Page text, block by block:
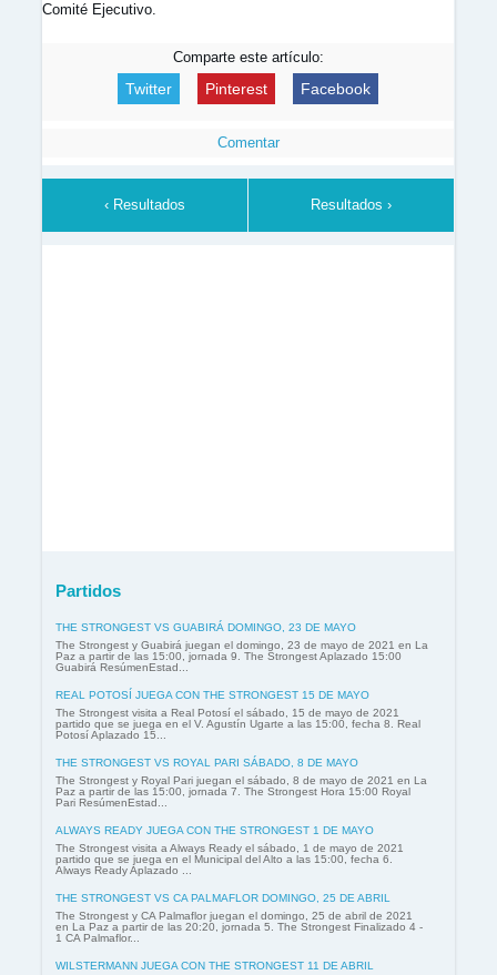
Comité Ejecutivo.
Comparte este artículo:
Twitter Pinterest Facebook
Comentar
‹ Resultados Resultados ›
Partidos
THE STRONGEST VS GUABIRÁ DOMINGO, 23 DE MAYO
The Strongest y Guabirá juegan el domingo, 23 de mayo de 2021 en La
Paz a partir de las 15:00, jornada 9. The Strongest Aplazado 15:00
Guabirá ResúmenEstad...
REAL POTOSÍ JUEGA CON THE STRONGEST 15 DE MAYO
The Strongest visita a Real Potosí el sábado, 15 de mayo de 2021
partido que se juega en el V. Agustín Ugarte a las 15:00, fecha 8. Real
Potosí Aplazado 15...
THE STRONGEST VS ROYAL PARI SÁBADO, 8 DE MAYO
The Strongest y Royal Pari juegan el sábado, 8 de mayo de 2021 en La
Paz a partir de las 15:00, jornada 7. The Strongest Hora 15:00 Royal
Pari ResúmenEstad...
ALWAYS READY JUEGA CON THE STRONGEST 1 DE MAYO
The Strongest visita a Always Ready el sábado, 1 de mayo de 2021
partido que se juega en el Municipal del Alto a las 15:00, fecha 6.
Always Ready Aplazado ...
THE STRONGEST VS CA PALMAFLOR DOMINGO, 25 DE ABRIL
The Strongest y CA Palmaflor juegan el domingo, 25 de abril de 2021
en La Paz a partir de las 20:20, jornada 5. The Strongest Finalizado 4 -
1 CA Palmaflor...
WILSTERMANN JUEGA CON THE STRONGEST 11 DE ABRIL